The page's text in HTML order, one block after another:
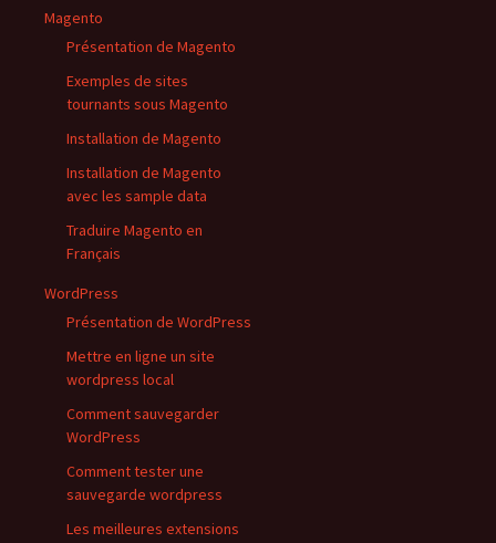
Magento
Présentation de Magento
Exemples de sites
tournants sous Magento
Installation de Magento
Installation de Magento
avec les sample data
Traduire Magento en
Français
WordPress
Présentation de WordPress
Mettre en ligne un site
wordpress local
Comment sauvegarder
WordPress
Comment tester une
sauvegarde wordpress
Les meilleures extensions